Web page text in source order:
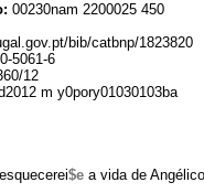
00230nam 2200025 450
bib/catbnp/1823820
5061-6
12
m y0pory01030103ba
$e a vida de